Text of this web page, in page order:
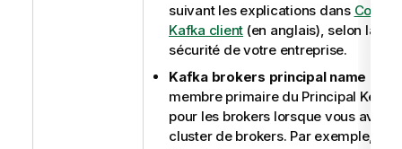
suivant les explications dans
Kafka client (en anglais), selon la
sécurité de votre entreprise.
Kafka brokers principal name
membre primaire du Principal
pour les brokers lorsque vous avez
cluster de brokers. Par exemple,